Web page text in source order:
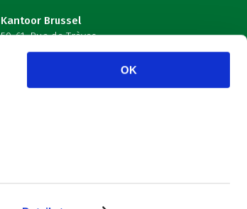
OK
Kantoor Brussel
59-61, Rue de Trèves
B-1040 Brussel – België
Volg ons